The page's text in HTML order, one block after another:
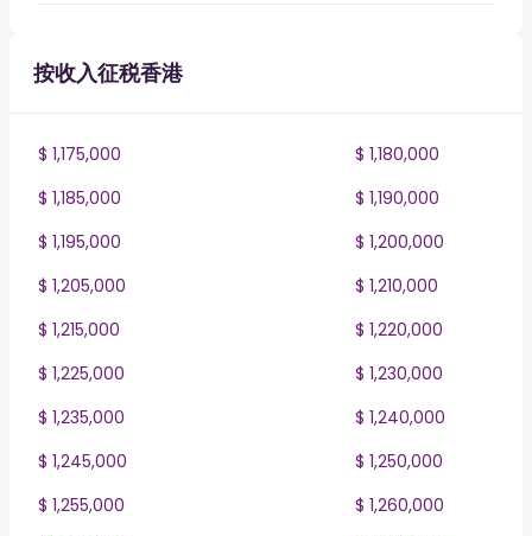
按收入征税香港
$ 1,175,000
$ 1,180,000
$ 1,185,000
$ 1,190,000
$ 1,195,000
$ 1,200,000
$ 1,205,000
$ 1,210,000
$ 1,215,000
$ 1,220,000
$ 1,225,000
$ 1,230,000
$ 1,235,000
$ 1,240,000
$ 1,245,000
$ 1,250,000
$ 1,255,000
$ 1,260,000